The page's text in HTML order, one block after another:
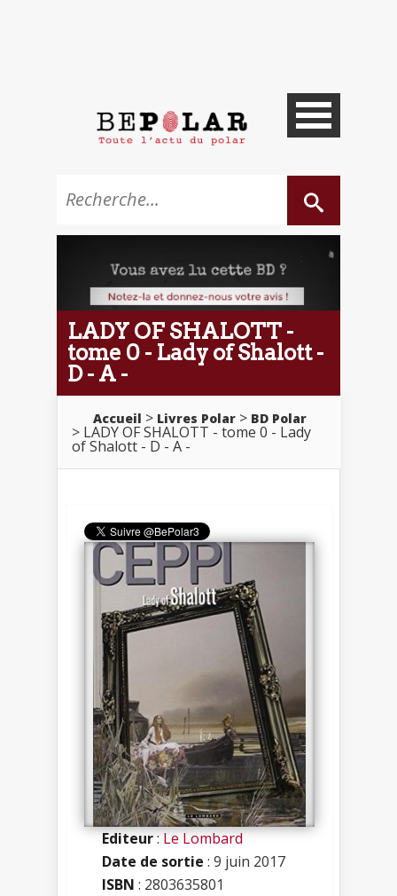
LADY OF SHALOTT -
tome 0 - Lady of Shalott -
D - A -
Accueil Livres Polar BD Polar
LADY OF SHALOTT - tome 0 - Lady
of Shalott - D - A -
Editeur:Le Lombard
Date de sortie : 9 juin 2017
ISBN : 2803635801